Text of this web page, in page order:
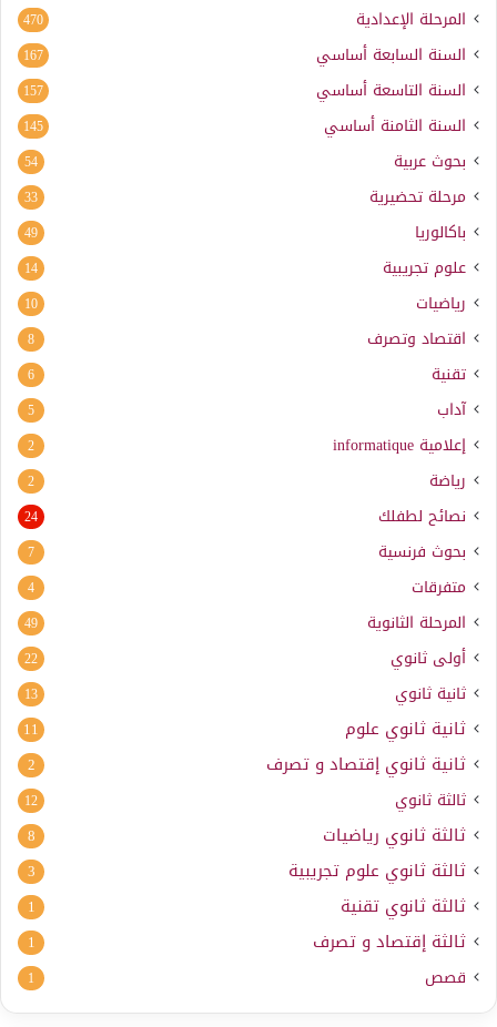
المرحلة الإعدادية 470
السنة السابعة أساسي 167
السنة التاسعة أساسي 157
السنة الثامنة أساسي 145
بحوث عربية 54
مرحلة تحضيرية 33
باكالوريا 49
علوم تجريبية 14
رياضيات 10
اقتصاد وتصرف 8
تقنية 6
آداب 5
إعلامية informatique
2
رياضة 2
نصائح لطفلك 24
بحوث فرنسية 7
متفرقات 4
المرحلة الثانوية 49
أولى ثانوي 22
ثانية ثانوي 13
ثانية ثانوي علوم 11
ثانية ثانوي إقتصاد و تصرف 2
ثالثة ثانوي 12
ثالثة ثانوي رياضيات 8
ثالثة ثانوي علوم تجريبية 3
ثالثة ثانوي تقنية 1
ثالثة إقتصاد و تصرف 1
قصص 1